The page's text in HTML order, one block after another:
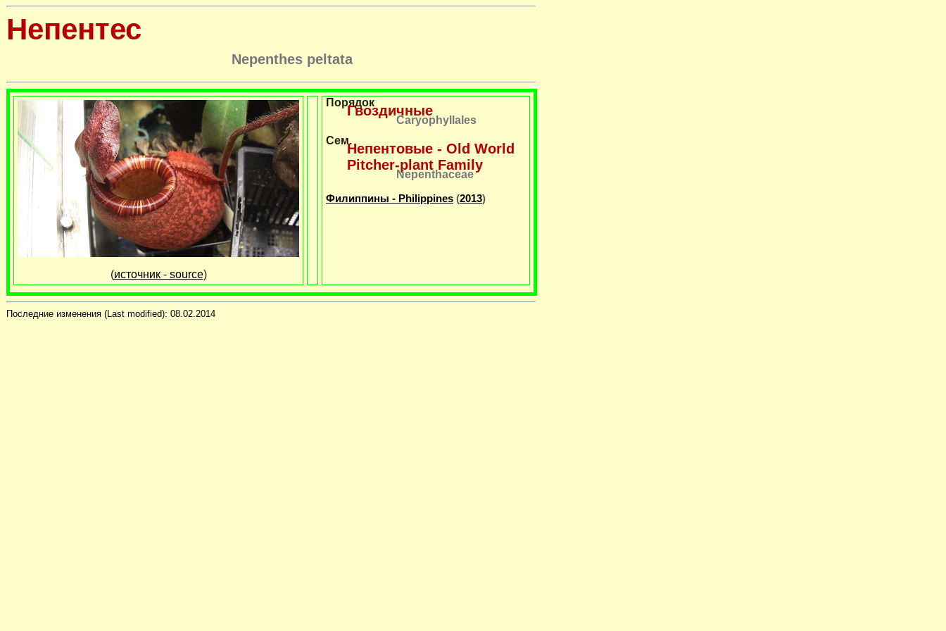
Непентес
Nepenthes peltata
(источник - source)
Порядок
Гвоздичные
Caryophyllales
Сем.
Непентовые - Old World
Pitcher-plant Family
Nepenthaceae
Филиппины - Philippines (2013)
Последние изменения (Last modified): 08.02.2014